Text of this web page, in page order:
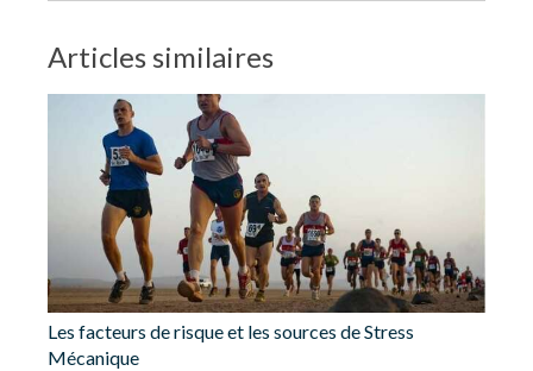
Articles similaires
Les facteurs de risque et les sources de Stress
Mécanique